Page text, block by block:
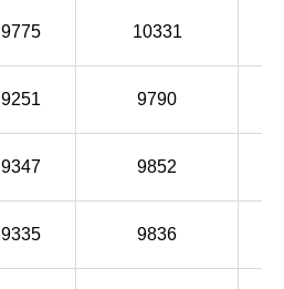
9775 10331
9251 9790
9347 9852
9335 9836